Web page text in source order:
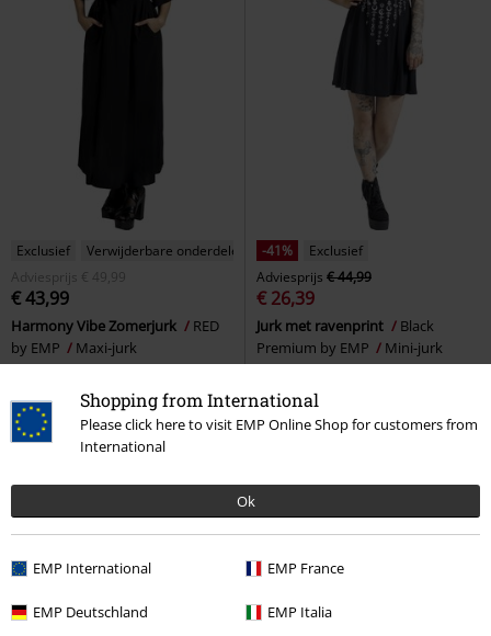
Shopping from International
Please click here to visit EMP Online Shop for customers from
International
Ok
EMP International EMP France
EMP Deutschland EMP Italia
Exclusief
Verwijderbare onderdelen
Adviesprijs
€ 49,99
€ 43,99
Harmony Vibe Zomerjurk
RED
by EMP
Maxi-jurk
-41%
Exclusief
Adviesprijs € 44,99
€ 26,39
Jurk met ravenprint
Black
Premium by EMP
Mini-jurk